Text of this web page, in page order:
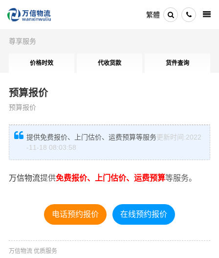
繁體
尊享服务
价格时效 代收货款 货件查询
预算报价
预算报价
提供免费报价、上门估价、运费预算等服务更新时间:2022
-11-18 08:03:58
万信物流提供免费报价、上门估价、运费预算等服务。
电话预约报价 在线预约报价
万信物流 优质服务